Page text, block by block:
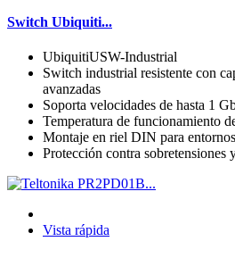
Switch Ubiquiti...
UbiquitiUSW-Industrial
Switch industrial resistente con
avanzadas
Soporta velocidades de hasta 1
Temperatura de funcionamiento
Montaje en riel DIN para
Protección contra sobretensiones
Vista rápida